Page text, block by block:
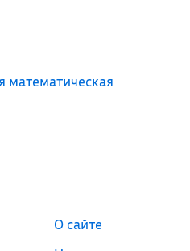
математическая
О сайте